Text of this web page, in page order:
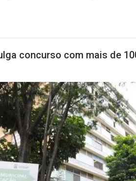
concurso com mais de